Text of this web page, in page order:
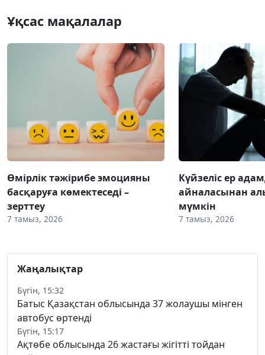
Ұқсас мақалалар
Өмірлік тәжірибе эмоцияны
басқаруға көмектеседі –
зерттеу
7 тамыз, 2026
Күйзеліс ер
айналасынан
мүмкін
7 тамыз, 2026
Жаңалықтар
Бүгін, 15:32
Батыс Қазақстан облысында 37 жолаушы мінген
автобус өртенді
Бүгін, 15:17
Ақтөбе облысында 26 жастағы жігітті тойдан